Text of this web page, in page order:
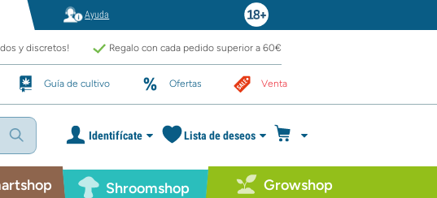
Ayuda
y discretos! Regalo con cada pedido superior a 60€
Guía de cultivo Ofertas Venta
Identifícate Lista de deseos
Shroomshop Growshop